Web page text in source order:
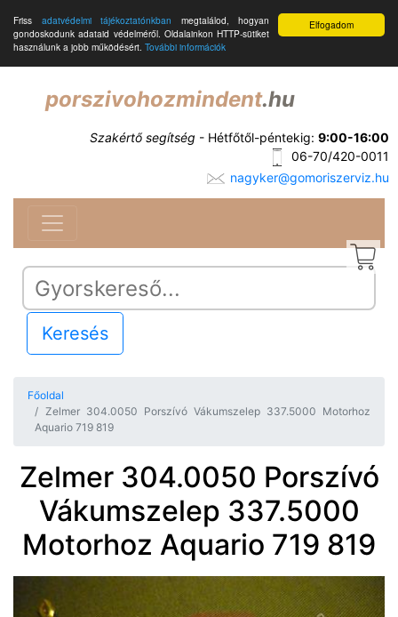
Elfogadom
Friss adatvédelmi tájékoztatónkban megtalálod, hogyan
gondoskodunk adataid védelméről. Oldalainkon HTTP-sütiket
használunk a jobb működésért. További információk
porszivohozmindent.hu
Szakértő segítség - Hétfőtől-péntekig: 9:00-16:00
06-70/420-0011
nagyker@gomoriszerviz.hu
Keresés
Főoldal
Zelmer 304.0050 Porszívó Vákumszelep 337.5000 Motorhoz
Aquario 719 819
Zelmer 304.0050 Porszívó
Vákumszelep 337.5000
Motorhoz Aquario 719 819